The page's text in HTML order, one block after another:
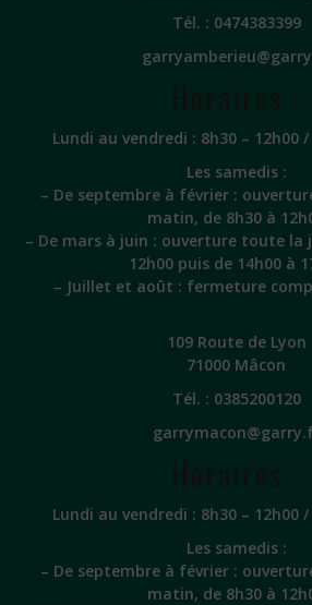
Tél. : 0474383399
Lundi au vendredi : 8h30 – 12h00
Les samedis :
– De septembre à février :
matin, de 8h30 à
– De mars à juin : ouverture toute la
12h00 puis de 14h00 à
– Juillet et août : fermeture
109 Route de Lyon
71000 Mâcon
Tél. : 0385200120
Lundi au vendredi : 8h30 – 12h00
Les samedis :
– De septembre à février :
matin, de 8h30 à